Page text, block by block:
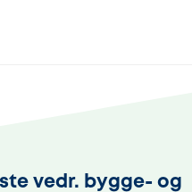
vedr. bygge- og